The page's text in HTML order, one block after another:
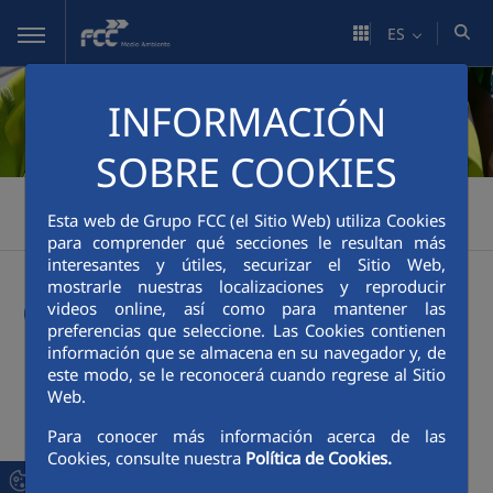
Saltar al contenido principal
INFORMACIÓN
SOBRE COOKIES
Esta web de Grupo FCC (el Sitio Web) utiliza Cookies
para comprender qué secciones le resultan más
interesantes y útiles, securizar el Sitio Web,
mostrarle nuestras localizaciones y reproducir
videos online, así como para mantener las
preferencias que seleccione. Las Cookies contienen
información que se almacena en su navegador y, de
este modo, se le reconocerá cuando regrese al Sitio
Web.
Para conocer más información acerca de las
Cookies, consulte nuestra Política de Cookies.
ES
Atracción y Retención del talento > Contacta con nosotros
Contacta con nosotros
Envía tu historial